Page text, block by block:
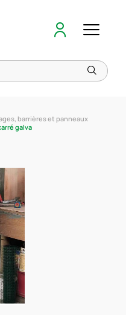
barrières et panneaux
galva